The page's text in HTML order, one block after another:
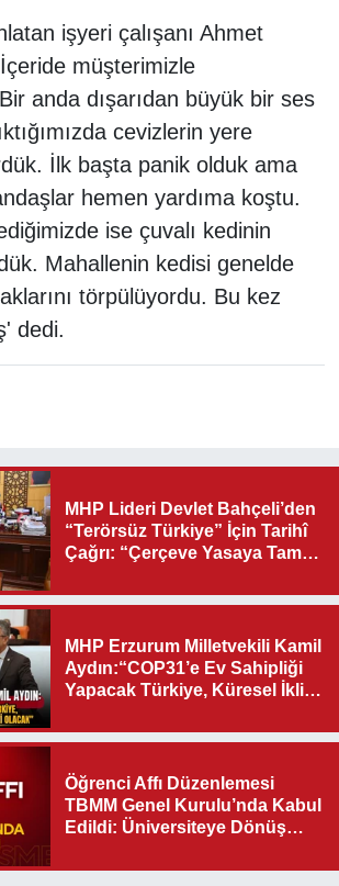
işyeri çalışanı Ahmet
müşterimizle
anda dışarıdan büyük bir ses
cevizlerin yere
İlk başta panik olduk ama
hemen yardıma koştu.
ise çuvalı kedinin
Mahallenin kedisi genelde
törpülüyordu. Bu kez
dedi.
MHP Lideri Devlet Bahçeli’den
“Terörsüz Türkiye” İçin Tarihî
Çağrı: “Çerçeve Yasaya Tam
MHP Erzurum Milletvekili Kamil
Aydın:“COP31’e Ev Sahipliği
Yapacak Türkiye, Küresel İklim
Olacak"
Öğrenci Affı Düzenlemesi
TBMM Genel Kurulu’nda Kabul
Edildi: Üniversiteye Dönüş